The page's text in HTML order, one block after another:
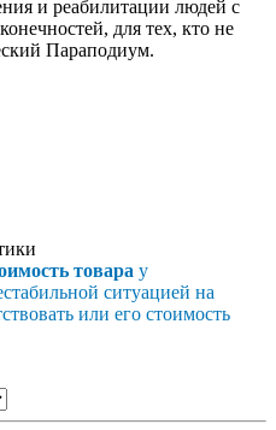
и реабилитации людей с
для тех, кто не
Параподиум.
товара у
ситуацией на
или его стоимость